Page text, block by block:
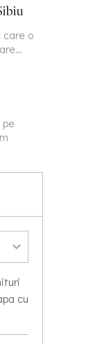
care o
cu